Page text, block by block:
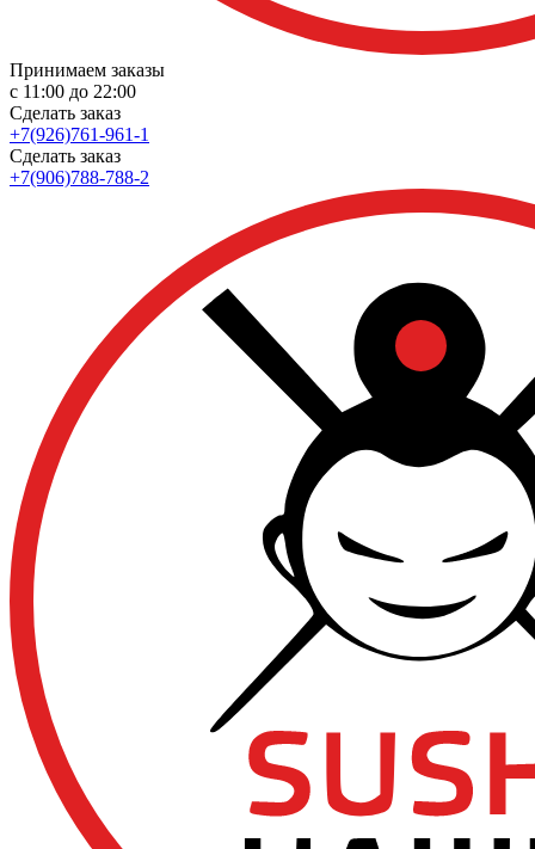
Принимаем заказы
с 11:00 до 22:00
Сделать заказ
+7(926)761-961-1
Сделать заказ
+7(906)788-788-2